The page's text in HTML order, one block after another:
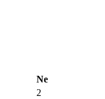
Ne
2